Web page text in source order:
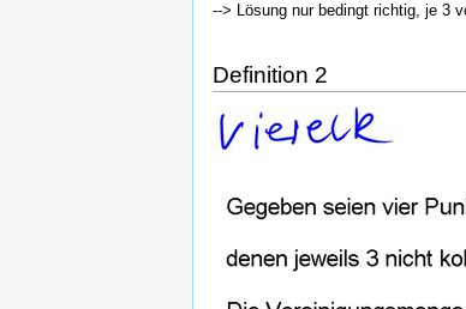
--> Lösung nur bedingt richtig, je 3
Definition 2